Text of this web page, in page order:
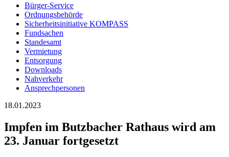
Bürger-Service
Ordnungsbehörde
Sicherheitsinitiative KOMPASS
Fundsachen
Standesamt
Vermietung
Entsorgung
Downloads
Nahverkehr
Ansprechpersonen
18.01.2023
Impfen im Butzbacher Rathaus wird am
23. Januar fortgesetzt